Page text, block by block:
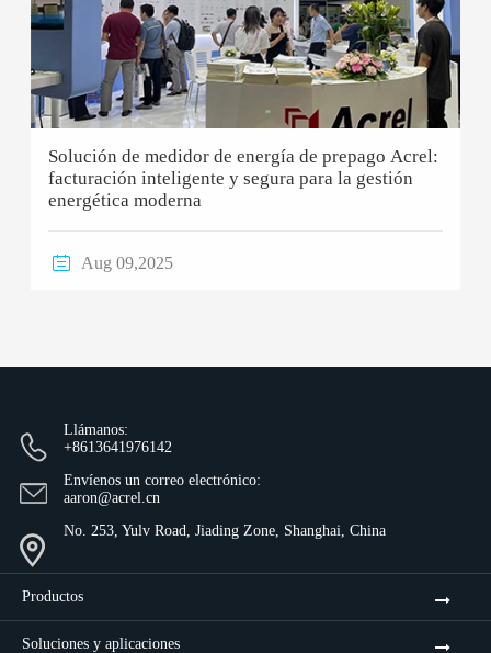
Solución de medidor de energía de prepago Acrel:
facturación inteligente y segura para la gestión
energética moderna
 Aug 09,2025
Llámanos:
+8613641976142
Envíenos un correo electrónico:
aaron@acrel.cn
No. 253, Yulv Road, Jiading Zone, Shanghai, China
Productos
Soluciones y aplicaciones